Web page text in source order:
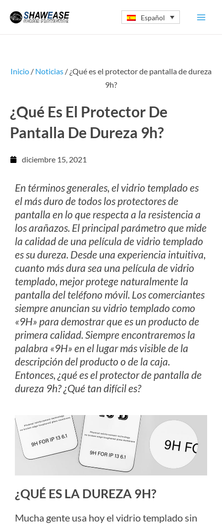
contenido
Español
Inicio / Noticias / ¿Qué es el protector de pantalla de dureza
9h?
¿Qué Es El Protector De
Pantalla De Dureza 9h?
diciembre 15, 2021
En términos generales, el vidrio templado es
el más duro de todos los protectores de
pantalla en lo que respecta a la resistencia a
los arañazos. El principal parámetro que mide
la calidad de una película de vidrio templado
es su dureza. Desde una experiencia intuitiva,
cuanto más dura sea una película de vidrio
templado, mejor protege naturalmente la
pantalla del teléfono móvil. Los comerciantes
siempre anuncian su vidrio templado como
«9H» para demostrar que es un producto de
primera calidad. Siempre encontraremos la
palabra «9H» en el lugar más visible de la
descripción del producto o de la caja.
Entonces, ¿qué es el protector de pantalla de
dureza 9h? ¿Qué tan difícil es?
¿QUÉ ES LA DUREZA 9H?
Mucha gente usa hoy el vidrio templado sin